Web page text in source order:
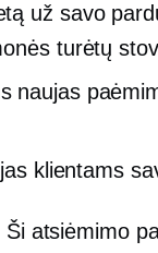
už savo
turėtų
naujas
klientams
atsiėmimo